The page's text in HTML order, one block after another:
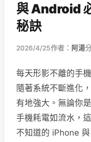
與 Android
秘訣
2026/4/25作者： 阿湯
每天形影不離的手
隨著系統不斷進化
有地強大。無論你
手機耗電如流水，
不知道的 iPhone